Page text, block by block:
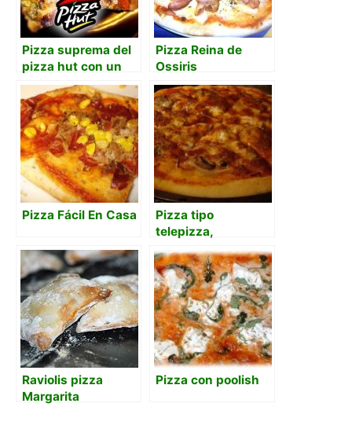
Pizza suprema del
pizza hut con un
toque personal
Pizza Reina de
Ossiris
Pizza Fácil En Casa
Pizza tipo
telepizza,
pizzamóvil, pizza
hut, dominos…
Raviolis pizza
Margarita
Pizza con poolish